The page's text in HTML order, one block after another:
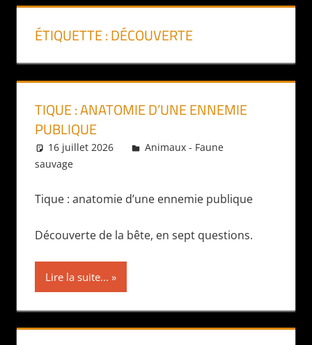
ÉTIQUETTE :DÉCOUVERTE
TIQUE : ANATOMIE D’UNE ENNEMIE
PUBLIQUE
16 juillet 2026 Daniel
Animaux - Faune
sauvage
Tique : anatomie d’une ennemie publique
Découverte de la bête, en sept questions.
Lire la suite...